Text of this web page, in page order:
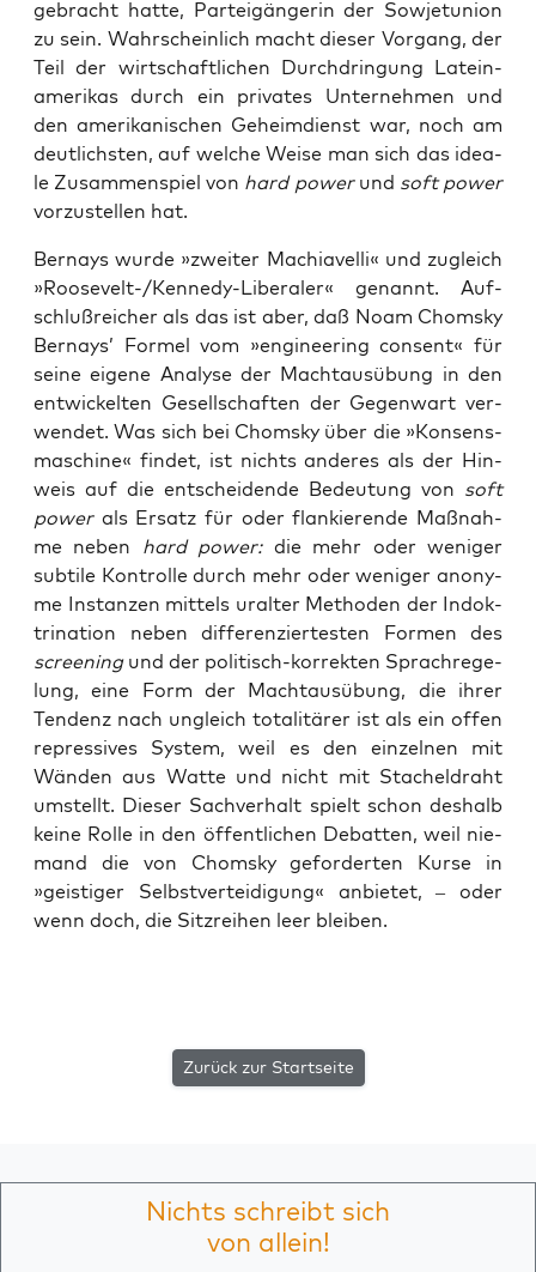
gebracht hat­te, Partei­gängerin der Sowjet­uni­on
zu sein. Wahr­schein­lich macht die­ser Vor­gang, der
Teil der wirt­schaft­li­chen Durch­drin­gung Latein­
ame­ri­kas durch ein pri­va­tes Unter­neh­men und
den ame­ri­ka­ni­schen Geheim­dienst war, noch am
deut­lichs­ten, auf wel­che Wei­se man sich das idea­
le Zusam­men­spiel von hard powerund soft power
vor­zu­stel­len hat.
Ber­nays wur­de »zwei­ter Machia­vel­li« und zugleich
»Roo­se­velt-/Ken­ne­dy-Libe­ra­ler« genannt. Auf­
schluß­rei­cher als das ist aber, daß Noam Chom­sky
Ber­nays’ For­mel vom »engi­nee­ring con­sent« für
sei­ne eige­ne Ana­ly­se der Macht­aus­übung in den
ent­wi­ckel­ten Gesell­schaf­ten der Gegen­wart ver­
wen­det. Was sich bei Chom­sky über die »Kon­sens­
ma­schi­ne« fin­det, ist nichts ande­res als der Hin­
weis auf die ent­schei­den­de Bedeu­tung von soft
powerals Ersatz für oder flan­kie­ren­de Maß­nah­
me neben hard power: die mehr oder weni­ger
sub­ti­le Kon­trol­le durch mehr oder weni­ger anony­
me Instan­zen mit­tels uralter Metho­den der Indok­
tri­na­ti­on neben dif­fe­ren­zier­tes­ten For­men des
scree­ningund der poli­tisch-kor­rek­ten Sprach­re­ge­
lung, eine Form der Macht­aus­übung, die ihrer
Ten­denz nach ungleich tota­li­tä­rer ist als ein offen
repres­si­ves Sys­tem, weil es den ein­zel­nen mit
Wän­den aus Wat­te und nicht mit Sta­chel­draht
umstellt. Die­ser Sach­ver­halt spielt schon des­halb
kei­ne Rol­le in den öffent­li­chen Debat­ten, weil nie­
mand die von Chom­sky gefor­der­ten Kur­se in
»geis­ti­ger Selbst­ver­tei­di­gung« anbie­tet, – oder
wenn doch, die Sitz­rei­hen leer bleiben.
Zurück zur Startseite
Nichts schreibt sich
von allein!